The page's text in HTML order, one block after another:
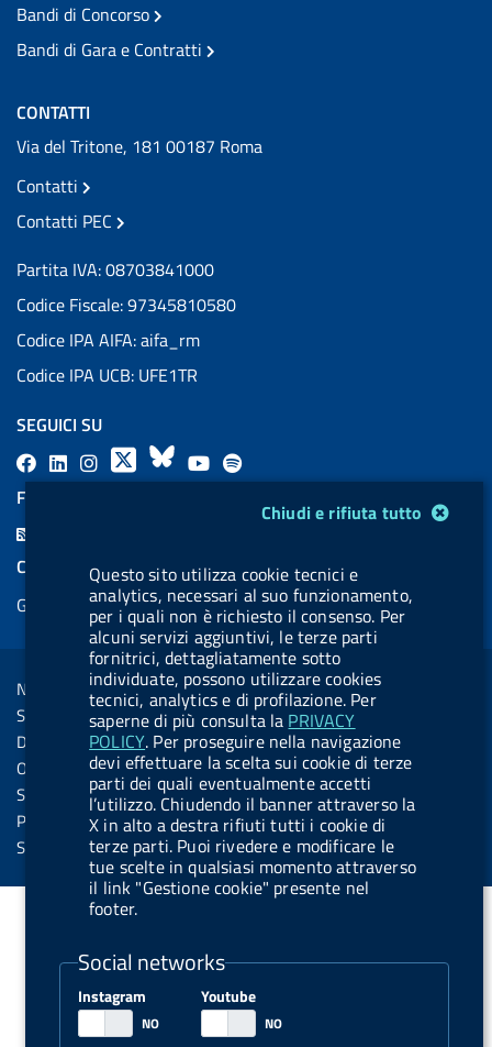
Chiudi e rifiuta tutto
Questo sito utilizza cookie tecnici e
analytics, necessari al suo funzionamento,
per i quali non è richiesto il consenso. Per
alcuni servizi aggiuntivi, le terze parti
fornitrici, dettagliatamente sotto
individuate, possono utilizzare cookies
tecnici, analytics e di profilazione. Per
saperne di più consulta la PRIVACY
POLICY. Per proseguire nella navigazione
devi effettuare la scelta sui cookie di terze
parti dei quali eventualmente accetti
l’utilizzo. Chiudendo il banner attraverso la
X in alto a destra rifiuti tutti i cookie di
terze parti. Puoi rivedere e modificare le
tue scelte in qualsiasi momento attraverso
il link "Gestione cookie" presente nel
footer.
Social networks
Instagram Youtube
Bandi di Concorso
Bandi di Gara e Contratti
CONTATTI
Via del Tritone, 181 00187 Roma
Contatti
Contatti PEC
Partita IVA: 08703841000
Codice Fiscale: 97345810580
Codice IPA AIFA: aifa_rm
Codice IPA UCB: UFE1TR
SEGUICI SU
F
a
L
i
a
l
.
b
u
t
t
o
n
.
i
n
s
a
g
X
B
l
s
k
y
Y
o
u
b
e
l
a
l
.
b
u
t
t
o
n
.
s
p
i
f
FEED RSS
COOKIES
Gestione cookie
Sezione Link Utili
Note legali
Social Media Policy
Dichiarazione di accessibilità
Obiettivi di accessibilità
Statistiche sito
Privacy
Servizi Online